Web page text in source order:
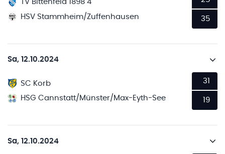
TV Bittenfeld 1898 4
HSV Stammheim/Zuffenhausen
35
Sa, 12.10.2024
SC Korb
HSG Cannstatt/Münster/Max-Eyth-See
31
19
Sa, 12.10.2024